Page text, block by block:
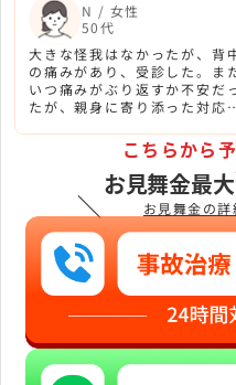
N / 女性
50代
大きな怪我はなかったが、背
の痛みがあり、受診した。ま
いつ痛みがぶり返すか不安だ
たが、親身に寄り添った対応
＼
こちらから
お見舞金最大
お見舞金の